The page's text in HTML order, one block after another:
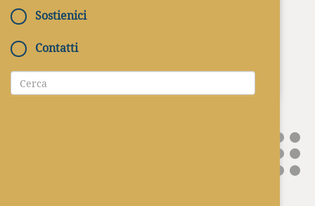
Sostienici
Contatti
LA CATACOMBA DI SAN
CALLISTO. Il cimitero dei papi